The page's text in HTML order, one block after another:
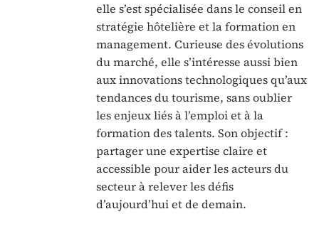
elle s’est spécialisée dans le conseil en
stratégie hôtelière et la formation en
management. Curieuse des évolutions
du marché, elle s’intéresse aussi bien
aux innovations technologiques qu’aux
tendances du tourisme, sans oublier
les enjeux liés à l’emploi et à la
formation des talents. Son objectif :
partager une expertise claire et
accessible pour aider les acteurs du
secteur à relever les défis
d’aujourd’hui et de demain.